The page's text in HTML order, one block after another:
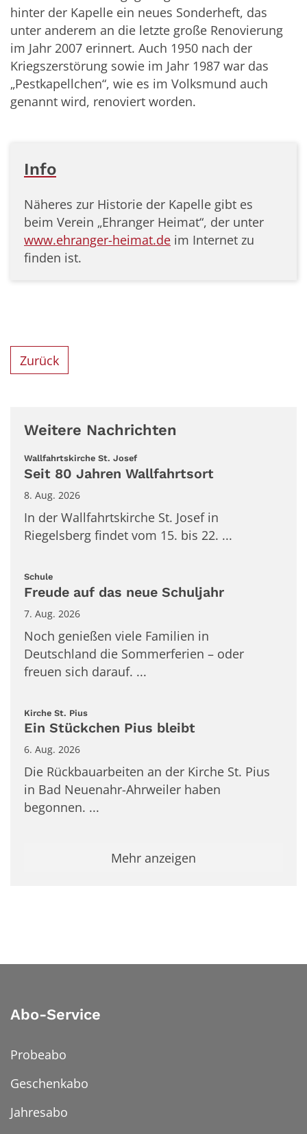
hinter der Kapelle ein neues Sonderheft, das
unter anderem an die letzte große Renovierung
im Jahr 2007 erinnert. Auch 1950 nach der
Kriegszerstörung sowie im Jahr 1987 war das
„Pestkapellchen“, wie es im Volksmund auch
genannt wird, renoviert worden.
Info
Näheres zur Historie der Kapelle gibt es
beim Verein „Ehranger Heimat“, der unter
www.ehranger-heimat.de im Internet zu
finden ist.
Zurück
Weitere Nachrichten
Wallfahrtskirche St. Josef:
Seit 80 Jahren Wallfahrtsort
8. Aug. 2026
In der Wallfahrtskirche St. Josef in
Riegelsberg findet vom 15. bis 22. ...
Schule:
Freude auf das neue Schuljahr
7. Aug. 2026
Noch genießen viele Familien in
Deutschland die Sommerferien – oder
freuen sich darauf. ...
Kirche St. Pius:
Ein Stückchen Pius bleibt
6. Aug. 2026
Die Rückbauarbeiten an der Kirche St. Pius
in Bad Neuenahr-Ahrweiler haben
begonnen. ...
Mehr anzeigen
Abo-Service
Probeabo
Geschenkabo
Jahresabo